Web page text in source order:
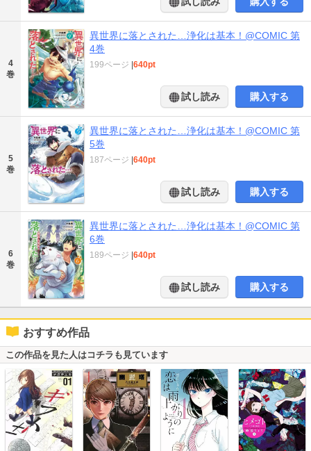
4
巻
異世界に落とされた…浄化は基本！@COMIC 第
4巻
199ページ |640pt
試し読み 購入する
5
巻
異世界に落とされた…浄化は基本！@COMIC 第
5巻
187ページ |640pt
試し読み 購入する
6
巻
異世界に落とされた…浄化は基本！@COMIC 第
6巻
189ページ |640pt
試し読み 購入する
おすすめ作品
この作品を見た人はコチラも見ています